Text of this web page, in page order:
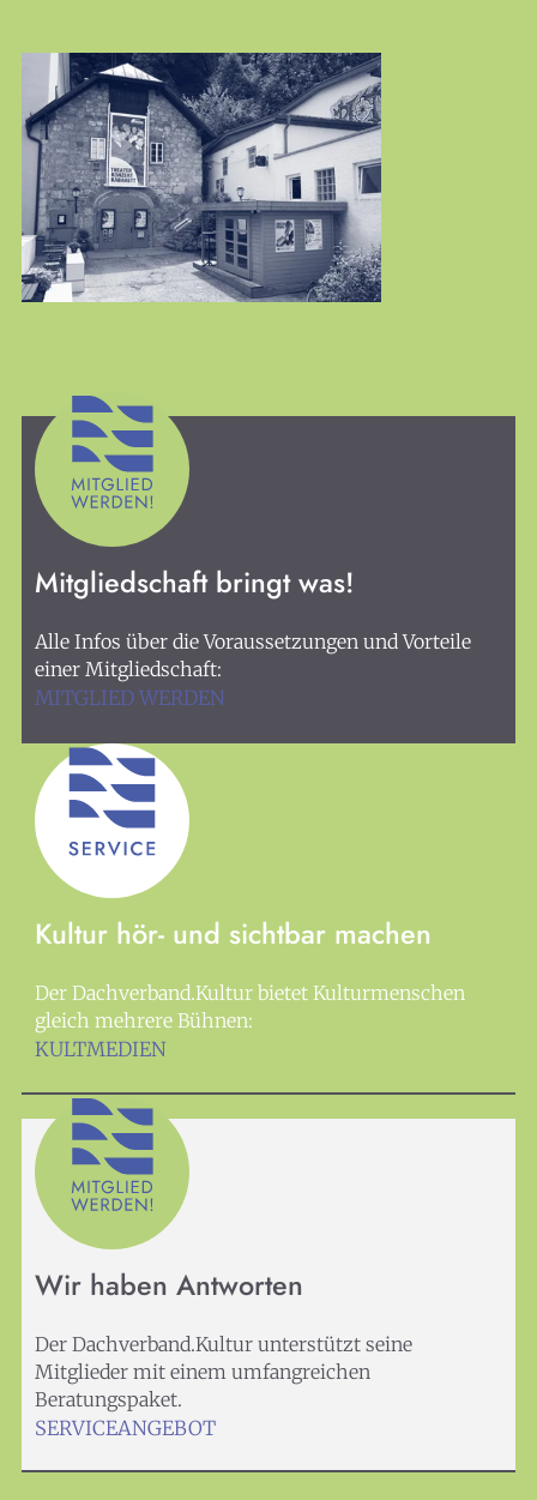
Mitgliedschaft bringt was!
Alle Infos über die Voraussetzungen und Vorteile
einer Mitgliedschaft:
MITGLIED WERDEN
Kultur hör- und sichtbar machen
Der Dachverband.Kultur bietet Kulturmenschen
gleich mehrere Bühnen:
KULTMEDIEN
Wir haben Antworten
Der Dachverband.Kultur unterstützt seine
Mitglieder mit einem umfangreichen
Beratungspaket.
SERVICEANGEBOT
Workshops
KULTplan
Presse
Links
Mitmachen
Spenden
Impressum
Datenschutz
Login